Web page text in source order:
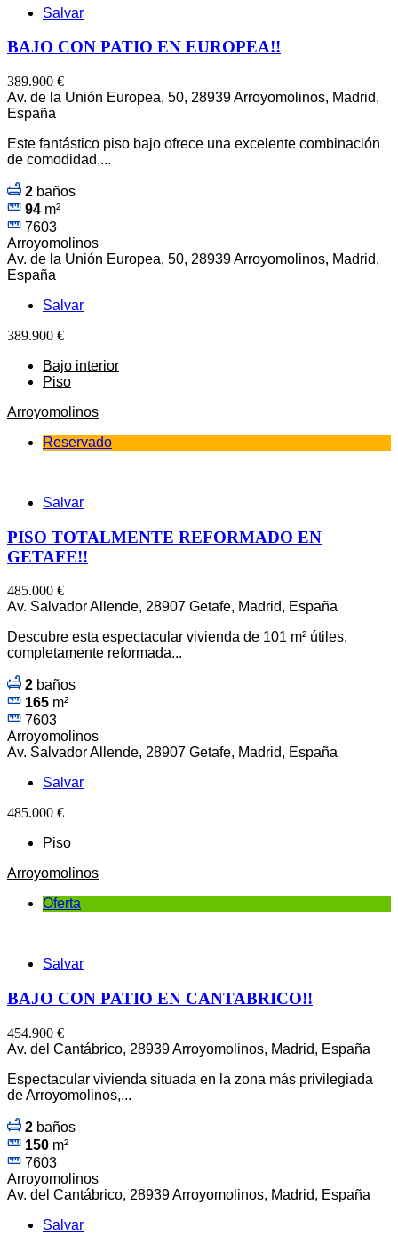
Salvar
BAJO CON PATIO EN EUROPEA!!
389.900 €
Av. de la Unión Europea, 50, 28939 Arroyomolinos, Madrid,
España
Este fantástico piso bajo ofrece una excelente combinación
de comodidad,...
2 baños
94 m²
7603
Arroyomolinos
Av. de la Unión Europea, 50, 28939 Arroyomolinos, Madrid,
España
Salvar
389.900 €
Bajo interior
Piso
Arroyomolinos
Reservado
Salvar
PISO TOTALMENTE REFORMADO EN
GETAFE!!
485.000 €
Av. Salvador Allende, 28907 Getafe, Madrid, España
Descubre esta espectacular vivienda de 101 m² útiles,
completamente reformada...
2 baños
165 m²
7603
Arroyomolinos
Av. Salvador Allende, 28907 Getafe, Madrid, España
Salvar
485.000 €
Piso
Arroyomolinos
Oferta
Salvar
BAJO CON PATIO EN CANTABRICO!!
454.900 €
Av. del Cantábrico, 28939 Arroyomolinos, Madrid, España
Espectacular vivienda situada en la zona más privilegiada
de Arroyomolinos,...
2 baños
150 m²
7603
Arroyomolinos
Av. del Cantábrico, 28939 Arroyomolinos, Madrid, España
Salvar